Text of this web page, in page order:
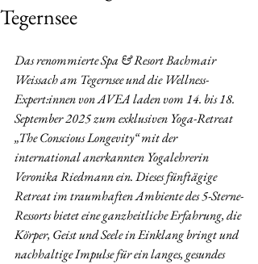
Tegernsee
Das renommierte Spa & Resort Bachmair
Weissach am Tegernsee und die Wellness-
Expert:innen von AVEA laden vom 14. bis 18.
September 2025 zum exklusiven Yoga-Retreat
„The Conscious Longevity“ mit der
international anerkannten Yogalehrerin
Veronika Riedmann ein. Dieses fünftägige
Retreat im traumhaften Ambiente des 5-Sterne-
Ressorts bietet eine ganzheitliche Erfahrung, die
Körper, Geist und Seele in Einklang bringt und
nachhaltige Impulse für ein langes, gesundes